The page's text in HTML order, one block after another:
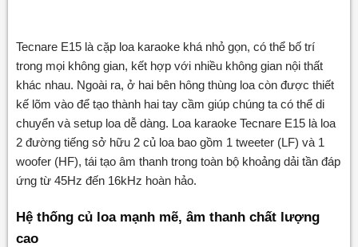
Tecnare E15 là cặp loa karaoke khá nhỏ gọn, có thể bố trí
trong mọi không gian, kết hợp với nhiều không gian nội thất
khác nhau. Ngoài ra, ở hai bên hông thùng loa còn được thiết
kế lõm vào để tạo thành hai tay cầm giúp chúng ta có thể di
chuyển và setup loa dễ dàng. Loa karaoke Tecnare E15 là loa
2 đường tiếng sở hữu 2 củ loa bao gồm 1 tweeter (LF) và 1
woofer (HF), tái tạo âm thanh trong toàn bộ khoảng dải tần đáp
ứng từ 45Hz đến 16kHz hoàn hảo.
Hệ thống củ loa mạnh mẽ, âm thanh chất lượng
cao